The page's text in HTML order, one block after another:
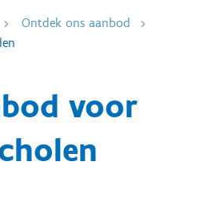
Ontdek ons aanbod
voor